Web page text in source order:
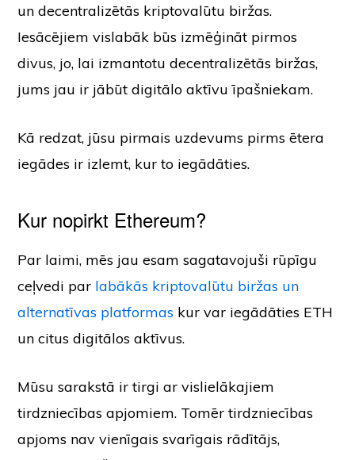
un decentralizētās kriptovalūtu biržas.
Iesācējiem vislabāk būs izmēģināt pirmos
divus, jo, lai izmantotu decentralizētās biržas,
jums jau ir jābūt digitālo aktīvu īpašniekam.
Kā redzat, jūsu pirmais uzdevums pirms ētera
iegādes ir izlemt, kur to iegādāties.
Kur nopirkt Ethereum?
Par laimi, mēs jau esam sagatavojuši rūpīgu
ceļvedi par labākās kriptovalūtu biržas un
alternatīvas platformas kur var iegādāties ETH
un citus digitālos aktīvus.
Mūsu sarakstā ir tirgi ar vislielākajiem
tirdzniecības apjomiem. Tomēr tirdzniecības
apjoms nav vienīgais svarīgais rādītājs,